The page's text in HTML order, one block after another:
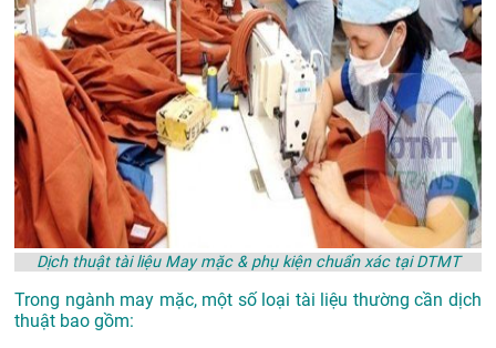
Dịch thuật tài liệu May mặc & phụ kiện chuẩn xác tại DTMT
Trong ngành may mặc, một số loại tài liệu thường cần dịch
thuật bao gồm: